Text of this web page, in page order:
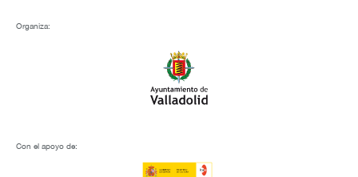
Organiza:
Con el apoyo de: